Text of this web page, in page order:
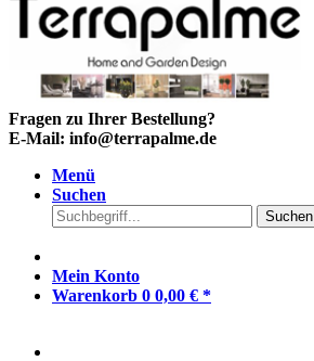
Fragen zu Ihrer Bestellung?
E-Mail: info@terrapalme.de
Menü
Suchen
Suchen
Mein Konto
Warenkorb 0 0,00 € *